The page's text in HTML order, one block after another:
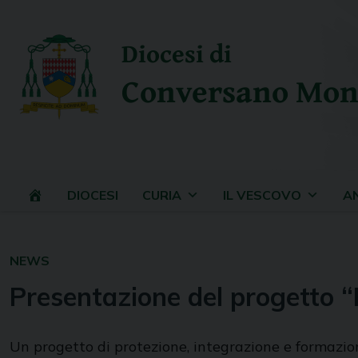
content
Diocesi di
Conversano
DIOCESI CURIA IL VESCOVO
NEWS
Presentazione del progetto
Un progetto di protezione, integrazione e